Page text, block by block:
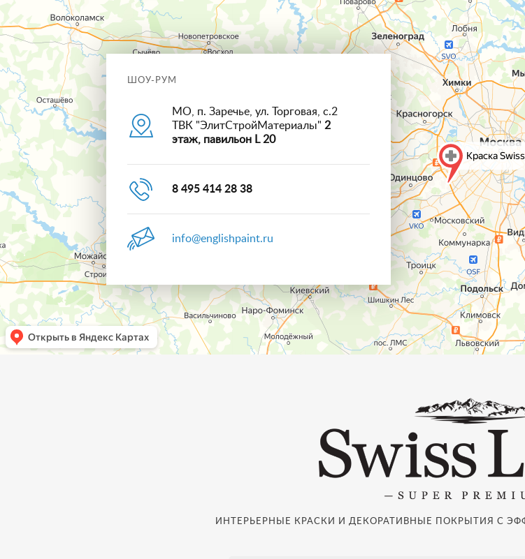
ШОУ-РУМ
МО, п. Заречье, ул. Торговая, с.2
ТВК "ЭлитСтройМатериалы" 2
этаж, павильон L 20
8 495 414 28 38
info@englishpaint.ru
ИНТЕРЬЕРНЫЕ КРАСКИ И ДЕКОРАТИВНЫЕ ПОКРЫТИЯ С